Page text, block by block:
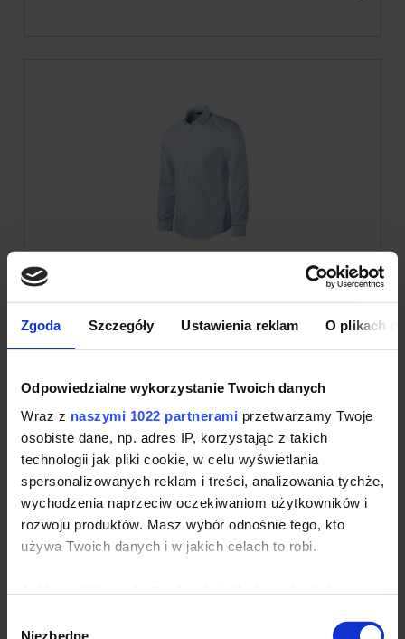
Zgoda Szczegóły Ustawienia reklam O plikach
Odpowiedzialne wykorzystanie Twoich danych
Wraz z naszymi 1022 partnerami przetwarzamy Twoje
osobiste dane, np. adres IP, korzystając z takich
technologii jak pliki cookie, w celu wyświetlania
spersonalizowanych reklam i treści, analizowania tychże,
wychodzenia naprzeciw oczekiwaniom użytkowników i
rozwoju produktów. Masz wybór odnośnie tego, kto
używa Twoich danych i w jakich celach to robi.
geograficznej z dokładnością nawet do kilku metrów
Niezbędne
Dynamic
Producent:Ubrania z własnym nadrukiem od Malfini
Premium| Kod produktu:262
fit. Koszula posiada rękawy z dwiema zakładkami
zapinanymi na guzik. Perłowe guziki dopasowane
kolorystycznie do koloru materiału. Z tyłu koszuli
znajdują się zaszewki poprawiające fason. Model
posiada wzmocnienie kołnierzyka oraz zaokrąglony dół.
Dzięki zastosowaniu specjalnej mieszanki splotu
płóciennego bawełny i poliestru koszula jest bardzo
trwała i łatwa w utrzymaniu.
Dostępny jest również model damski:Koszula
damska Slim Fit Malfini Dynamic
Skład: 60% bawełna płócienna / 40% poliester